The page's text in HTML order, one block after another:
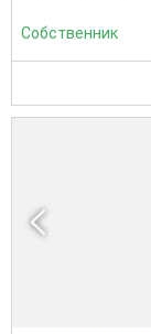
Собственник